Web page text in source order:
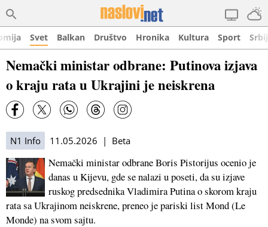
Svet Balkan Društvo Hronika Kultura Sport
Nemački ministar odbrane: Putinova izjava
o kraju rata u Ukrajini je neiskrena
N1 Info 11.05.2026 | Beta
Nemački ministar odbrane Boris Pistorijus ocenio je
danas u Kijevu, gde se nalazi u poseti, da su izjave
ruskog predsednika Vladimira Putina o skorom kraju
rata sa Ukrajinom neiskrene, preneo je pariski list Mond (Le
Monde) na svom sajtu.